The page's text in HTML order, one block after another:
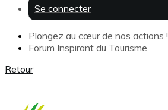
Se connecter
Plongez au cœur de nos actions !
Forum Inspirant du Tourisme
Retour